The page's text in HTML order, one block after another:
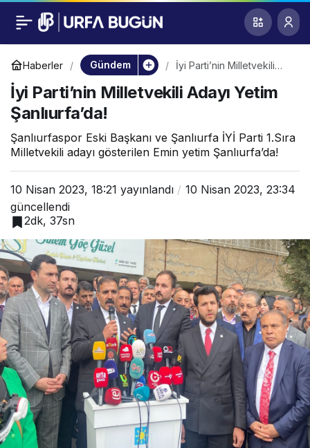
Haberler Gündem
İyi Parti’nin Milletvekili
İyi Parti’nin Milletvekili Adayı Yetim
Şanlıurfa’da!
Şanlıurfaspor Eski Başkanı ve Şanlıurfa İYİ Parti 1.Sıra
Milletvekili adayı gösterilen Emin yetim Şanlıurfa’da!
10 Nisan 2023, 18:21 yayınlandı
10 Nisan 2023, 23:34
güncellendi
2dk, 37sn
İyi Parti’nin
Milletvekili Adayı
Yetim Şanlıurfa’da!
0